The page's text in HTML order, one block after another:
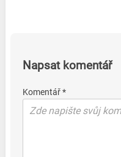
Napsat komentář
Komentář *